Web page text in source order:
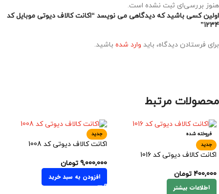
هنوز بررسی‌ای ثبت نشده است.
اولین کسی باشید که دیدگاهی می نویسد “اکانت کالاف دیوتی موبایل کد
1234”
برای فرستادن دیدگاه، باید وارد شده باشید.
محصولات مرتبط
فروخته شده
جدید
اکانت کالاف دیوتی کد 1016
400,000 تومان
اطلاعات بیشتر
جدید
اکانت کالاف دیوتی کد 1008
9,000,000 تومان
افزودن به سبد خرید